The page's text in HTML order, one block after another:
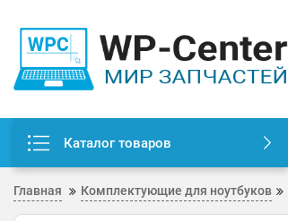
Каталог товаров
Главная Комплектующие для ноутбуков